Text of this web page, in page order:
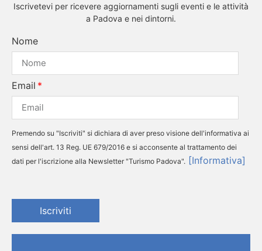
Iscrivetevi per ricevere aggiornamenti sugli eventi e le attività
a Padova e nei dintorni.
Nome
Email
Premendo su "Iscriviti" si dichiara di aver preso visione dell'informativa ai
sensi dell'art. 13 Reg. UE 679/2016 e si acconsente al trattamento dei
dati per l'iscrizione alla Newsletter "Turismo Padova". [Informativa]
Iscriviti